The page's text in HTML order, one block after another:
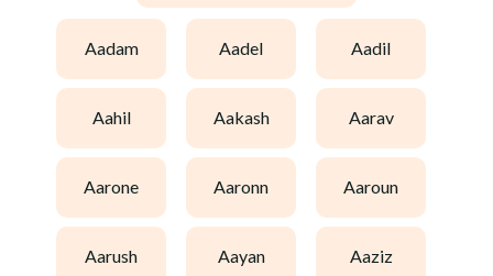
aadam aadel aadil
aahil aakash aarav
aarone aaronn aaroun
aarush aayan aaziz